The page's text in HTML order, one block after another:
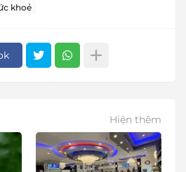
khoẻ
Hiện thêm